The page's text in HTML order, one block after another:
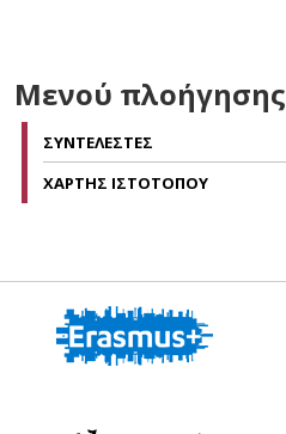
Μενού πλοήγησης
ΣΥΝΤΕΛΕΣΤΕΣ
ΧΑΡΤΗΣ ΙΣΤΟΤΟΠΟΥ